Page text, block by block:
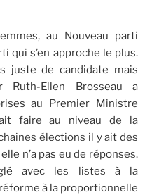
au Nouveau parti
qui s’en approche le plus.
juste de candidate mais
Ruth-Ellen Brosseau a
au Premier Ministre
faire au niveau de la
élections il y ait des
n’a pas eu de réponses.
avec les listes à la
à la proportionnelle